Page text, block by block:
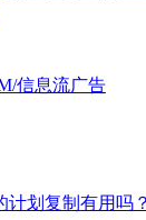
信息流广告